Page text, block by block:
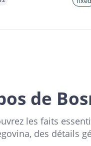
de
les faits
des détails